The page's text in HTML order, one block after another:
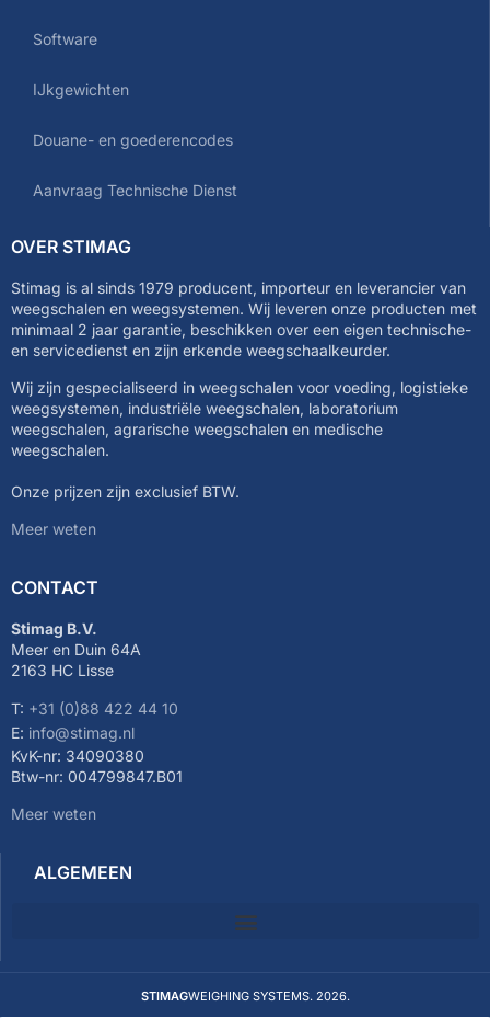
Software
IJkgewichten
Douane- en goederencodes
Aanvraag Technische Dienst
OVER STIMAG
Stimag is al sinds 1979 producent, importeur en leverancier van
weegschalen en weegsystemen. Wij leveren onze producten met
minimaal 2 jaar garantie, beschikken over een eigen technische-
en servicedienst en zijn erkende weegschaalkeurder.
Wij zijn gespecialiseerd in weegschalen voor voeding, logistieke
weegsystemen, industriële weegschalen, laboratorium
weegschalen, agrarische weegschalen en medische
weegschalen.
Onze prijzen zijn exclusief BTW.
Meer weten
CONTACT
Stimag B.V.
Meer en Duin 64A
2163 HC Lisse
T: +31 (0)88 422 44 10
E: info@stimag.nl
KvK-nr: 34090380
Btw-nr: 004799847.B01
Meer weten
ALGEMEEN
STIMAGWEIGHING SYSTEMS. 2026.